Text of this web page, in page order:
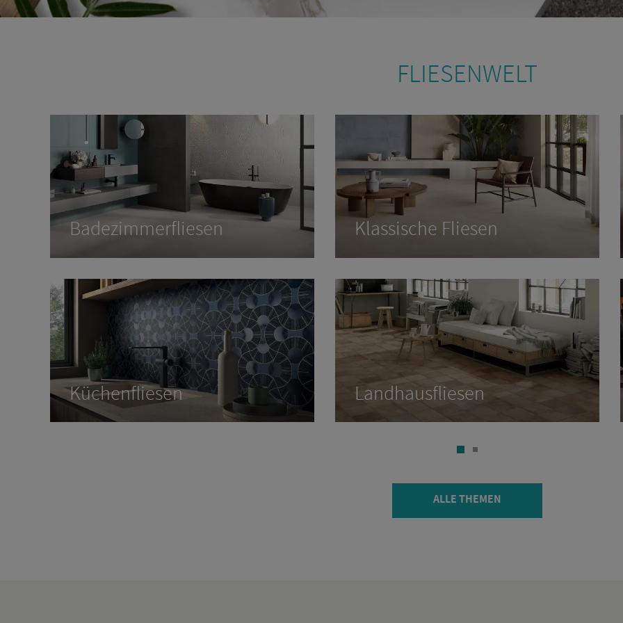
FLIE­SEN­WELT
Ba­de­zim­mer­flie­sen
Kü­chen­flie­sen
Klas­si­sche Flie­sen
Land­h­aus­flie­sen
ALLE THE­MEN